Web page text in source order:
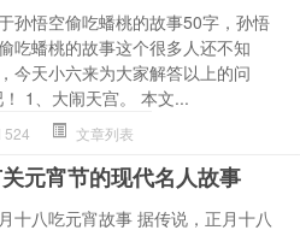
孙悟空偷吃蟠桃的故事50字，孙悟
吃蟠桃的故事这个很多人还不知
今天小六来为大家解答以上的问
1、大闹天宫。 本文...
524 文章列表
元宵节的现代名人故事
十八吃元宵故事 据传说，正月十八